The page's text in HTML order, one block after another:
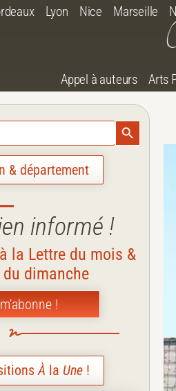
Lyon Nice Marseille
Appel à auteurs Arts
Search
& département
informé !
la Lettre du mois &
dimanche
!
À la Une !